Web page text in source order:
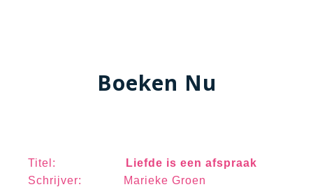
Boeken Nu
Titel:
Liefde is een afspraak
Schrijver: Marieke Groen